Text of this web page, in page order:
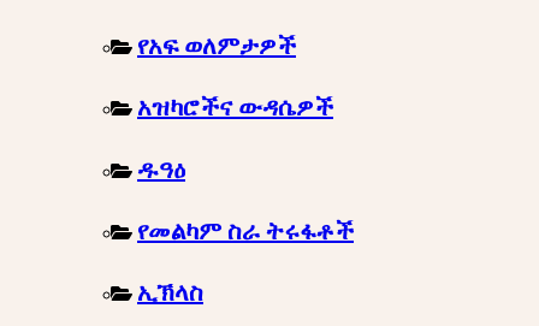
የአፍ ወለምታዎች
አዝካሮችና ውዳሴዎች
ዱዓዕ
የመልካም ስራ ትሩፋቶች
ኢኽላስ